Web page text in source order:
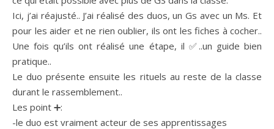
Ici, j’ai réajusté.. J’ai réalisé des duos, un Gs avec un Ms. Et
pour les aider et ne rien oublier, ils ont les fiches à cocher..
Une fois qu’ils ont réalisé une étape, il ✅..un guide bien
pratique..
Le duo présente ensuite les rituels au reste de la classe
durant le rassemblement..
Les point ➕:
-le duo est vraiment acteur de ses apprentissages